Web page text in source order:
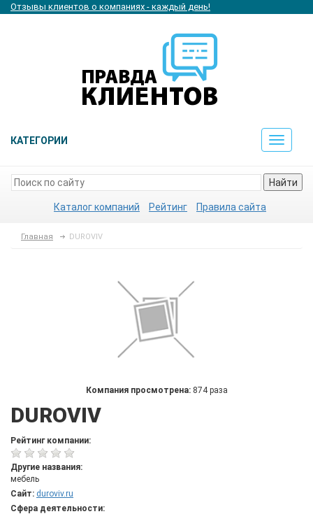
Отзывы клиентов о компаниях - каждый день!
КАТЕГОРИИ
Toggle
Найти
Каталог компаний Рейтинг Правила сайта
Главная DUROVIV
Компания просмотрена: 874 раза
DUROVIV
Рейтинг компании:
Другие названия:
мебель
Сайт: duroviv.ru
Сфера деятельности: